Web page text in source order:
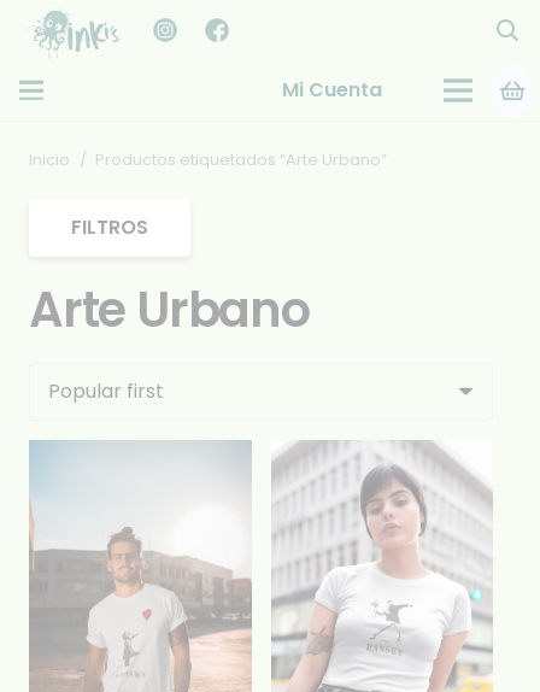
Mi Cuenta
Inicio / Productos etiquetados “Arte Urbano”
Arte Urbano
FILTROS